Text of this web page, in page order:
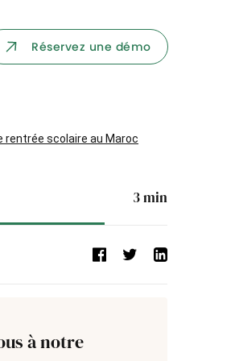
Réservez une démo
rentrée scolaire au Maroc
3min
à notre
d'entreprise